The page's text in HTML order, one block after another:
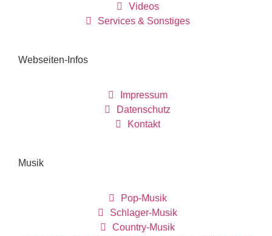
Videos
Services & Sonstiges
Webseiten-Infos
Impressum
Datenschutz
Kontakt
Musik
Pop-Musik
Schlager-Musik
Country-Musik